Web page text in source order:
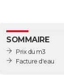
SOMMAIRE
Prix du m3
Facture d'eau